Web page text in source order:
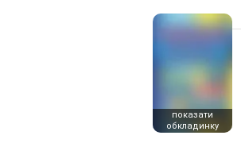
показати
обкладинку